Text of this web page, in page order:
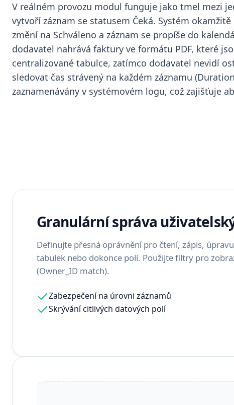
V reálném provozu modul funguje jako tmel mezi
vytvoří záznam se statusem Čeká. Systém
změní na Schváleno a záznam se propíše do
dodavatel nahrává faktury ve formátu PDF, které
centralizované tabulce, zatímco dodavatel nevidí
sledovat čas strávený na každém záznamu
zaznamenávány v systémovém logu, což zajišťuje
Granulární správa
Definujte přesná oprávnění pro čtení, zápis,
tabulek nebo dokonce polí. Použijte filtry pro
(Owner_ID match).
Zabezpečení na úrovni záznamů
Skrývání citlivých datových polí